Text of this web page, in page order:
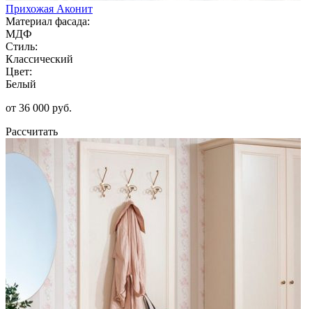
Прихожая Аконит
Материал фасада:
МДФ
Стиль:
Классический
Цвет:
Белый
от 36 000 руб.
Рассчитать